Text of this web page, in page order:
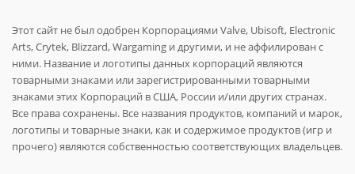
Этот сайт не был одобрен Корпорациями Valve, Ubisoft, Electronic
Arts, Crytek, Blizzard, Wargaming и другими, и не аффилирован с
ними. Название и логотипы данных корпораций являются
товарными знаками или зарегистрированными товарными
знаками этих Корпораций в США, России и/или других странах.
Все права сохранены. Все названия продуктов, компаний и марок,
логотипы и товарные знаки, как и содержимое продуктов (игр и
прочего) являются собственностью соответствующих владельцев.